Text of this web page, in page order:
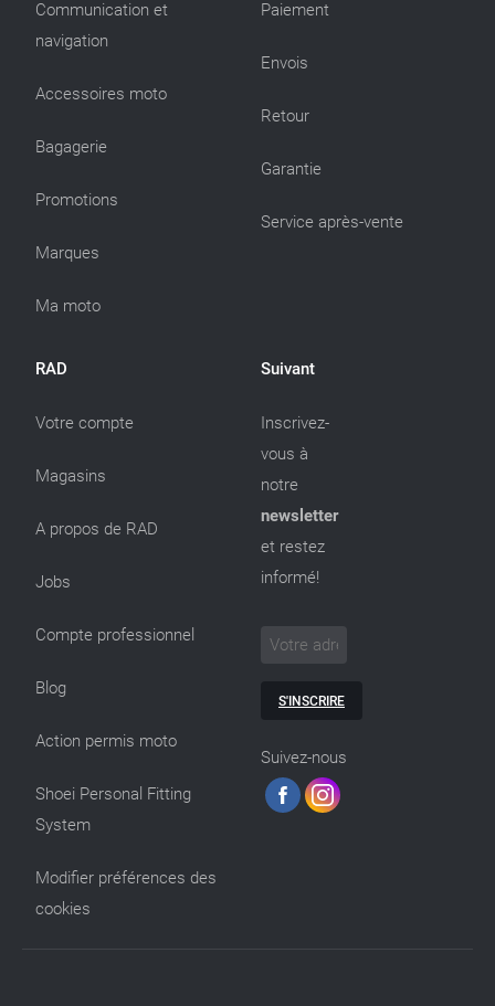
Communication et
navigation
Accessoires moto
Bagagerie
Promotions
Marques
Ma moto
Paiement
Envois
Retour
Garantie
Service après-vente
RAD
Votre compte
Magasins
A propos de RAD
Jobs
Compte professionnel
Blog
Action permis moto
Shoei Personal Fitting
System
Modifier préférences des
cookies
Suivant
Inscrivez-
vous à
notre
newsletter
et restez
informé!
S'INSCRIRE
Suivez-nous